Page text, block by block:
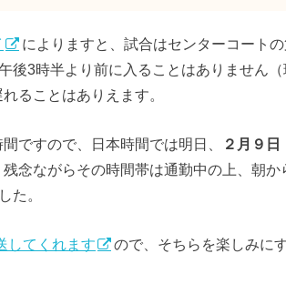
によりますと、試合はセンターコート
後3時半より前に入ることはありません
ることはありえます。
ですので、日本時間では明日、 ２月９
念ながらその時間帯は通勤中の上、朝
た。
してくれます ので、そちらを楽しみに